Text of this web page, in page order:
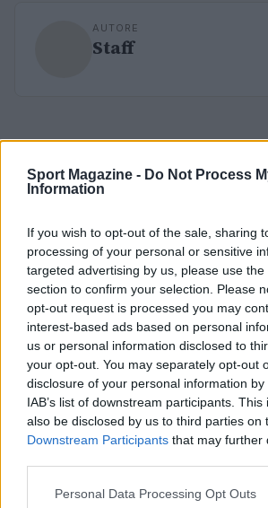
Sport Magazine - Do Not Process
Information
If you wish to opt-out of the sale, sharing
processing of your personal or sensitive
targeted advertising by us, please use
section to confirm your selection. Please
opt-out request is processed you may
interest-based ads based on personal
us or personal information disclosed to
your opt-out. You may separately opt-out
disclosure of your personal information
IAB’s list of downstream participants.
also be disclosed by us to third parties on
Downstream Participants that may further
Please note that this website/app uses
Personal Data Processing Opt Outs
AUTORE
Staff